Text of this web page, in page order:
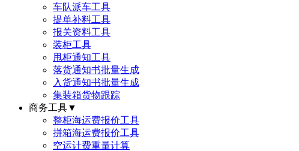
车队派车工具
提单补料工具
报关资料工具
装柜工具
甩柜通知工具
落货通知书批量生成
入货通知书批量生成
集装箱货物跟踪
商务工具▼
整柜海运费报价工具
拼箱海运费报价工具
空运计费重量计算